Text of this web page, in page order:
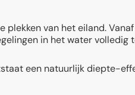
van het eiland.
in het water
een natuurlijk diepte-